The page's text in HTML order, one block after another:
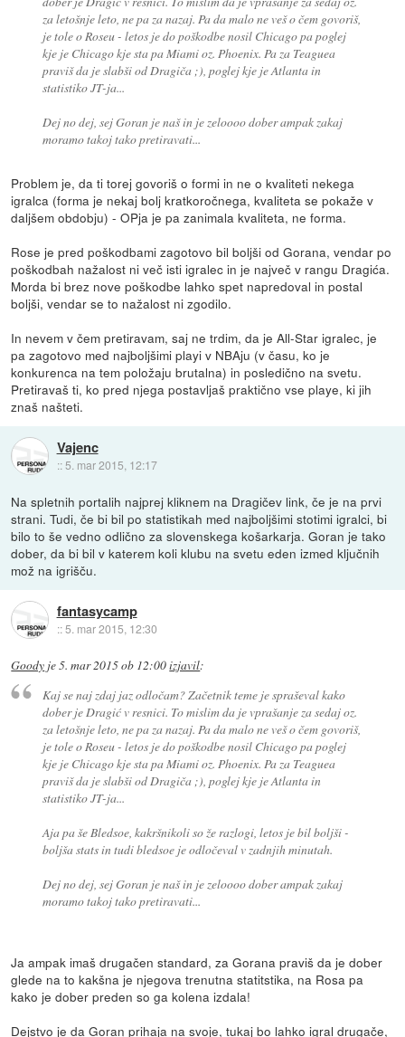
za letošnje leto, ne pa za nazaj. Pa da malo ne veš o čem govoriš,
je tole o Roseu - letos je do poškodbe nosil Chicago pa poglej
kje je Chicago kje sta pa Miami oz. Phoenix. Pa za Teaguea
praviš da je slabši od Dragiča ;), poglej kje je Atlanta in
statistiko JT-ja...
Dej no dej, sej Goran je naš in je zeloooo dober ampak zakaj
moramo takoj tako pretiravati...
Problem je, da ti torej govoriš o formi in ne o kvaliteti nekega
igralca (forma je nekaj bolj kratkoročnega, kvaliteta se pokaže v
daljšem obdobju) - OPja je pa zanimala kvaliteta, ne forma.
Rose je pred poškodbami zagotovo bil boljši od Gorana, vendar po
poškodbah nažalost ni več isti igralec in je največ v rangu Dragića.
Morda bi brez nove poškodbe lahko spet napredoval in postal
boljši, vendar se to nažalost ni zgodilo.
In nevem v čem pretiravam, saj ne trdim, da je All-Star igralec, je
pa zagotovo med najboljšimi playi v NBAju (v času, ko je
konkurenca na tem položaju brutalna) in posledično na svetu.
Pretiravaš ti, ko pred njega postavljaš praktično vse playe, ki jih
znaš našteti.
Vajenc
:: 5. mar 2015, 12:17
Na spletnih portalih najprej kliknem na Dragičev link, če je na prvi
strani. Tudi, če bi bil po statistikah med najboljšimi stotimi igralci, bi
bilo to še vedno odlično za slovenskega košarkarja. Goran je tako
dober, da bi bil v katerem koli klubu na svetu eden izmed ključnih
mož na igrišču.
fantasycamp
::5. mar 2015, 12:30
Goody je5. mar 2015 ob 12:00izjavil:
Kaj se naj zdaj jaz odločam? Začetnik teme je spraševal kako
dober je Dragić v resnici. To mislim da je vprašanje za sedaj oz.
za letošnje leto, ne pa za nazaj. Pa da malo ne veš o čem govoriš,
je tole o Roseu - letos je do poškodbe nosil Chicago pa poglej
kje je Chicago kje sta pa Miami oz. Phoenix. Pa za Teaguea
praviš da je slabši od Dragiča ;), poglej kje je Atlanta in
statistiko JT-ja...
Aja pa še Bledsoe, kakršnikoli so že razlogi, letos je bil boljši -
boljša stats in tudi bledsoe je odločeval v zadnjih minutah.
Dej no dej, sej Goran je naš in je zeloooo dober ampak zakaj
moramo takoj tako pretiravati...
Ja ampak imaš drugačen standard, za Gorana praviš da je dober
glede na to kakšna je njegova trenutna statitstika, na Rosa pa
kako je dober preden so ga kolena izdala!
Dejstvo je da Goran prihaja na svoje, tukaj bo lahko igral drugače,